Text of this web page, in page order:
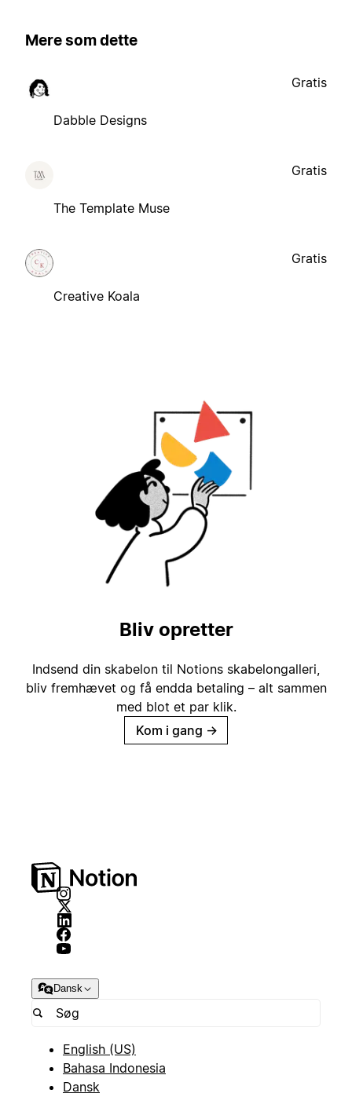
Mere som dette
Dabble Designs
Gratis
The Template Muse
Gratis
Creative Koala
Gratis
Bliv opretter
Indsend din skabelon til Notions skabelongalleri,
bliv fremhævet og få endda betaling – alt sammen
med blot et par klik.
Kom i gang →
Dansk
English (US)
Bahasa Indonesia
Dansk